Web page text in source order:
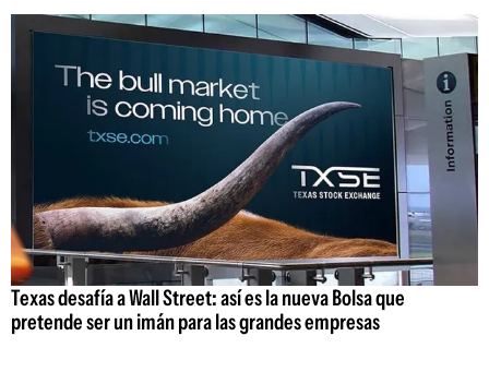
Texas desafía a Wall Street: así es la nueva Bolsa que
pretende ser un imán para las grandes empresas